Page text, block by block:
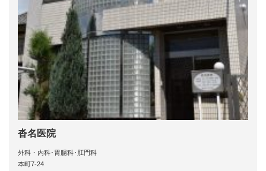
沓名医院
外科・内科･胃腸科･肛門科
本町7-24